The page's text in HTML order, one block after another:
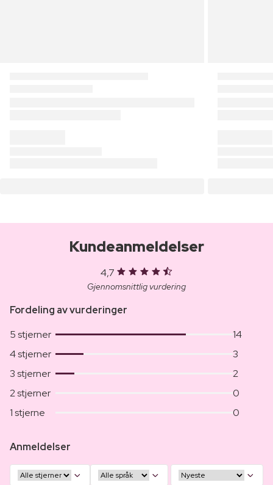
Kundeanmeldelser
4,7
Gjennomsnittlig vurdering
Fordeling av vurderinger
5 stjerner
14
4 stjerner
3
3 stjerner
2
2 stjerner
0
1 stjerne
0
Anmeldelser